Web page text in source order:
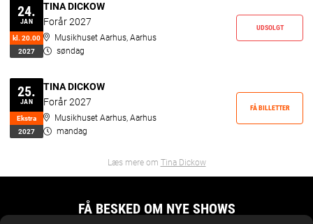
24.
JAN
kl. 2­0.00
2027
TINA DICKOW
Forår 2027
Musikhuset Aarhus, Aarhus
søndag
UDSOLGT
25.
JAN
Ekstr­a
2027
TINA DICKOW
Forår 2027
Musikhuset Aarhus, Aarhus
mandag
FÅ BILLETTER
Læs mere om Tina Dickow
FÅ BESKED OM NYE SHOWS